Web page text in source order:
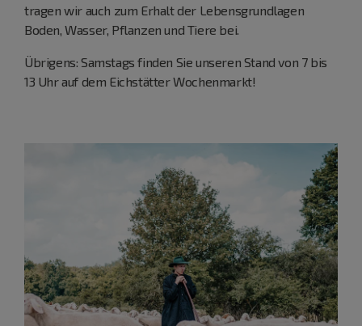
tragen wir auch zum Erhalt der Lebensgrundlagen
Boden, Wasser, Pflanzen und Tiere bei.
Übrigens: Samstags finden Sie unseren Stand von 7 bis
13 Uhr auf dem Eichstätter Wochenmarkt!